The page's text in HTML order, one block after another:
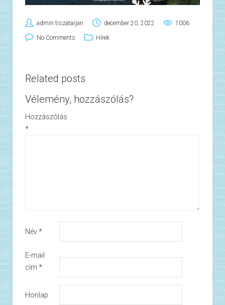
admin.tiszatarjan december 20, 2022 1006
No Comments Hírek
Related posts
Vélemény, hozzászólás?
Hozzászólás
*
Név*
E-mail
cím *
Honlap